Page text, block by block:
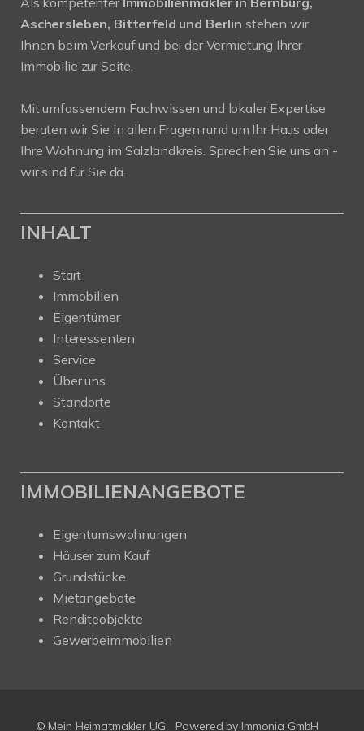
Aschersleben, Bitterfeld und Berlin stehen wir
Ihnen beim Verkauf und bei der Vermietung Ihrer
Immobilie zur Seite.
Mit umfassendem Fachwissen und lokaler Expertise
beraten wir Sie in allen Fragen rund um Ihr Haus oder
Ihre Wohnung im Salzlandkreis. Sprechen Sie uns an -
wir sind für Sie da.
INHALT
Start
Immobilien
Eigentümer
Interessenten
Service
Über uns
Standorte
Kontakt
IMMOBILIENANGEBOTE
Eigentumswohnungen
Häuser zum Kauf
Grundstücke
Mietangebote
Renditeobjekte
Gewerbeimmobilien
© Mein Heimatmakler UG Powered by Immonia GmbH